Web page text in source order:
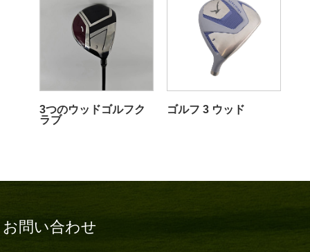
3つのウッドゴルフク
ラブ
ゴルフ 3 ウッド
お問い合わせ